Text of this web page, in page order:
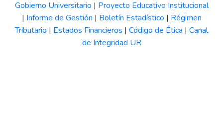
Gobierno Universitario | Proyecto Educativo Institucional
| Informe de Gestión | Boletín Estadístico | Régimen
Tributario | Estados Financieros | Código de Ética | Canal
de Integridad UR